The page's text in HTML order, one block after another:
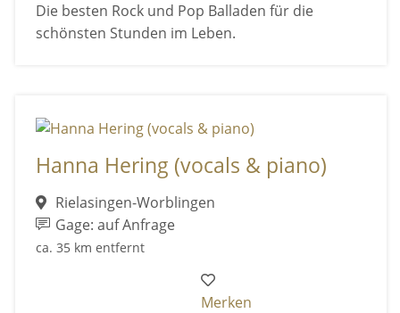
Die besten Rock und Pop Balladen für die
schönsten Stunden im Leben.
Hanna Hering (vocals & piano)
Rielasingen-Worblingen
Gage: auf Anfrage
ca. 35 km entfernt
Merken